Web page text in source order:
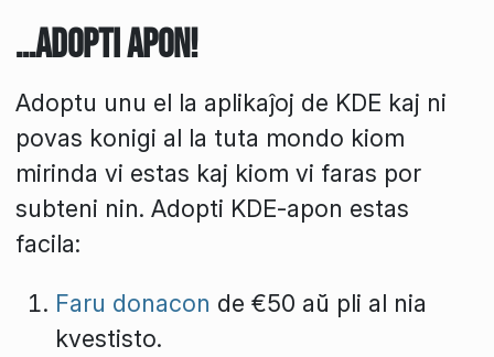
…Adopti Apon!
Adoptu unu el la aplikaĵoj de KDE kaj ni
povas konigi al la tuta mondo kiom
mirinda vi estas kaj kiom vi faras por
subteni nin. Adopti KDE-apon estas
facila:
Faru donacon de €50 aŭ pli al nia
kvestisto.